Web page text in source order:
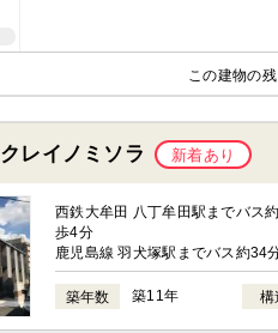
この建物の残
クレイノミソラ 新着あり
西鉄大牟田 八丁牟田駅までバス
歩4分
鹿児島線 羽犬塚駅までバス約34
築年数 築11年 構